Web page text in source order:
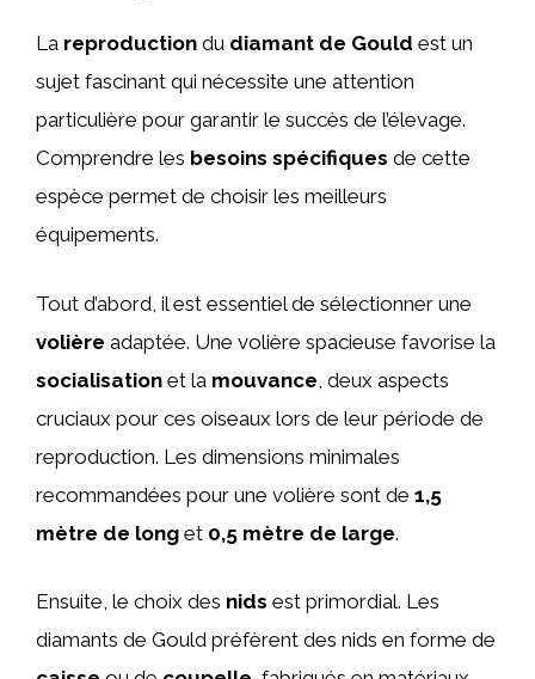
La reproduction du diamant de Gould est un
sujet fascinant qui nécessite une attention
particulière pour garantir le succès de l’élevage.
Comprendre les besoins spécifiques de cette
espèce permet de choisir les meilleurs
équipements.
Tout d’abord, il est essentiel de sélectionner une
volière adaptée. Une volière spacieuse favorise la
socialisation et la mouvance , deux aspects
cruciaux pour ces oiseaux lors de leur période de
reproduction. Les dimensions minimales
recommandées pour une volière sont de 1,5
mètre de long et 0,5 mètre de large.
Ensuite, le choix des nids est primordial. Les
diamants de Gould préfèrent des nids en forme de